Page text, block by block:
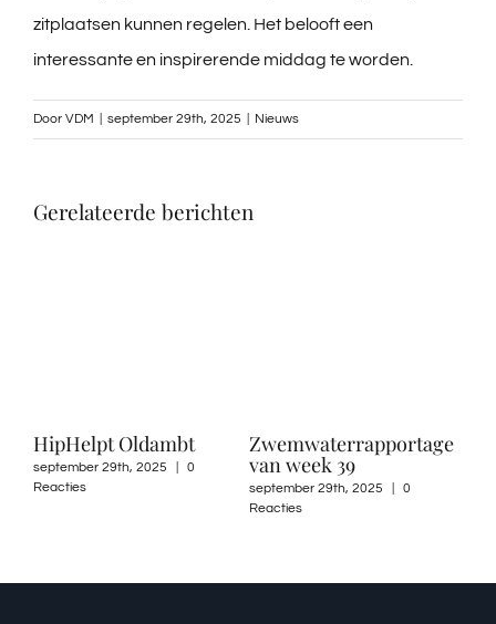
zitplaatsen kunnen regelen. Het belooft een
interessante en inspirerende middag te worden.
Door VDM september 29th, 2025 Nieuws
Gerelateerde berichten
HipHelpt Oldambt
september 29th, 2025
0
Reacties
Zwemwaterrapportage
van week 39
september 29th, 2025
0
Reacties